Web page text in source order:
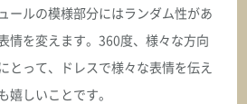
ールの模様部分にはランダム性があ
情を変えます。360度、様々な方向
とって、ドレスで様々な表情を伝え
嬉しいことです。